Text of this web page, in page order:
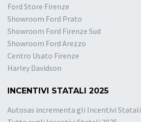
Ford Store Firenze
Showroom Ford Prato
Showroom Ford Firenze Sud
Showroom Ford Arezzo
Centro Usato Firenze
Harley Davidson
INCENTIVI STATALI 2025
Autosas incrementa gli Incentivi Statali